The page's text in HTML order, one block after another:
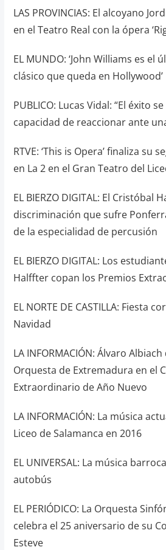
LAS PROVINCIAS: El alcoyano
en el Teatro Real con la ópera
EL MUNDO: ‘John Williams es
clásico que queda en Hollywood’
PUBLICO: Lucas Vidal: “El éxito
capacidad de reaccionar ante
RTVE: ‘This is Opera’ finaliza su
en La 2 en el Gran Teatro del
EL BIERZO DIGITAL: El Cristóbal
discriminación que sufre
de la especialidad de percusión
EL BIERZO DIGITAL: Los
Halffter copan los Premios
EL NORTE DE CASTILLA: Fiesta
Navidad
LA INFORMACIÓN: Álvaro
Orquesta de Extremadura en el
Extraordinario de Año Nuevo
LA INFORMACIÓN: La música
Liceo de Salamanca en 2016
EL UNIVERSAL: La música
autobús
EL PERIÓDICO: La Orquesta
celebra el 25 aniversario de su
Esteve